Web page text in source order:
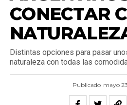
CONECTAR
Distintas opciones para pasar
naturaleza con todas las
Publicado mayo